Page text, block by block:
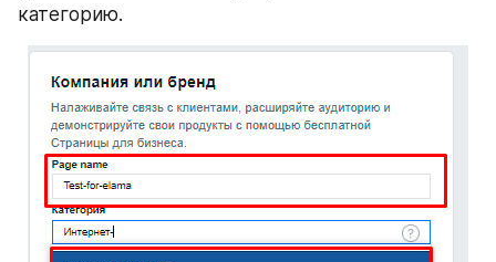
категорию.